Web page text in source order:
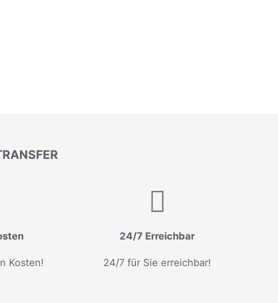
Kosten!
24/7 Erreichbar
24/7 für Sie erreichbar!